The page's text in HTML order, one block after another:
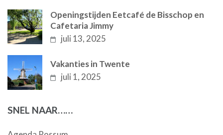
Openingstijden Eetcafé de Bisschop en
Cafetaria Jimmy
juli 13, 2025
Vakanties in Twente
juli 1, 2025
SNEL NAAR……